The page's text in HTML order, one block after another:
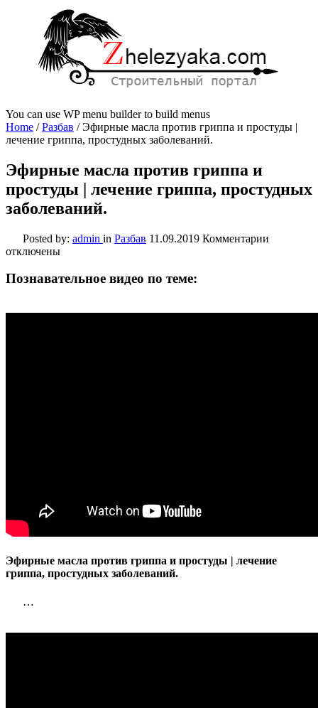
You can use WP menu builder to build menus
Home /Разбав /Эфирные масла против гриппа и простуды |
лечение гриппа, простудных заболеваний.
Эфирные масла против гриппа и
простуды | лечение гриппа, простудных
заболеваний.
Posted by: admin in Разбав 11.09.2019 Комментарии
и
отключены
Познавательное видео по теме:
Эфирные масла против гриппа и простуды | лечение
гриппа, простудных заболеваний.
…